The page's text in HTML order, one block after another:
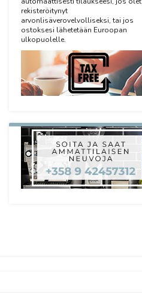
rekisteröitynyt
arvonlisäverovelvolliseksi, tai jos
ostoksesi lähetetään Euroopan
ulkopuolelle.